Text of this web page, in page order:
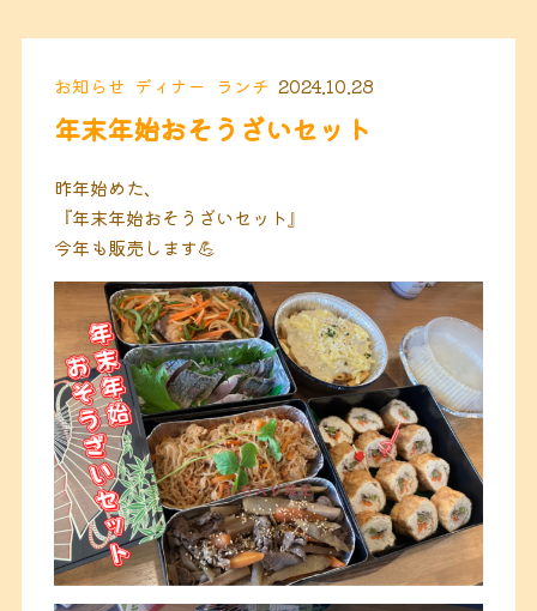
お知らせ ディナー ランチ 2024.10.28
年末年始おそうざいセット
昨年始めた、
『年末年始おそうざいセット』
今年も販売します💪